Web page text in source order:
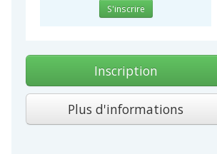
S'inscrire
Inscription
Plus d'informations